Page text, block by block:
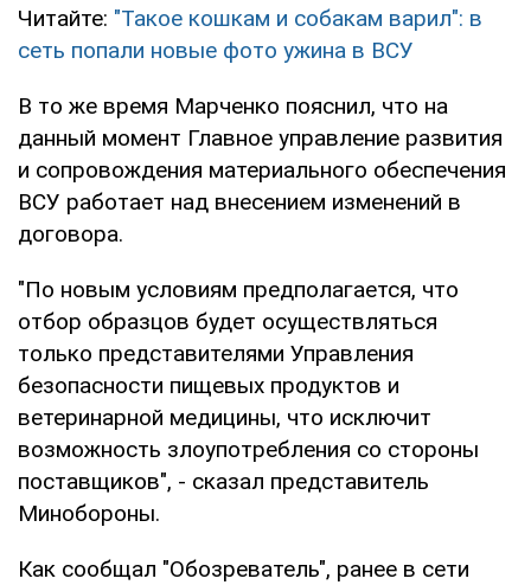
Читайте: "Такое кошкам и собакам варил": в
сеть попали новые фото ужина в ВСУ
В то же время Марченко пояснил, что на
данный момент Главное управление развития
и сопровождения материального обеспечения
ВСУ работает над внесением изменений в
договора.
"По новым условиям предполагается, что
отбор образцов будет осуществляться
только представителями Управления
безопасности пищевых продуктов и
ветеринарной медицины, что исключит
возможность злоупотребления со стороны
поставщиков", - сказал представитель
Минобороны.
Как сообщал "Обозреватель", ранее в сети